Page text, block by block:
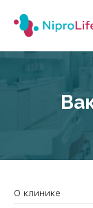
О клинике